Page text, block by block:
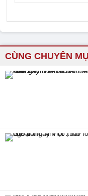
CÙNG CHUYÊN